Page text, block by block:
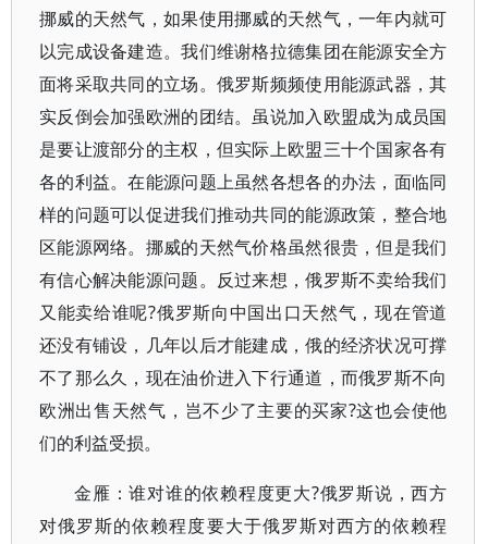
挪威的天然气，如果使用挪威的天然气，一年内就可
以完成设备建造。我们维谢格拉德集团在能源安全方
面将采取共同的立场。俄罗斯频频使用能源武器，其
实反倒会加强欧洲的团结。虽说加入欧盟成为成员国
是要让渡部分的主权，但实际上欧盟三十个国家各有
各的利益。在能源问题上虽然各想各的办法，面临同
样的问题可以促进我们推动共同的能源政策，整合地
区能源网络。挪威的天然气价格虽然很贵，但是我们
有信心解决能源问题。反过来想，俄罗斯不卖给我们
又能卖给谁呢?俄罗斯向中国出口天然气，现在管道
还没有铺设，几年以后才能建成，俄的经济状况可撑
不了那么久，现在油价进入下行通道，而俄罗斯不向
欧洲出售天然气，岂不少了主要的买家?这也会使他
们的利益受损。
金雁：谁对谁的依赖程度更大?俄罗斯说，西方
对俄罗斯的依赖程度要大于俄罗斯对西方的依赖程